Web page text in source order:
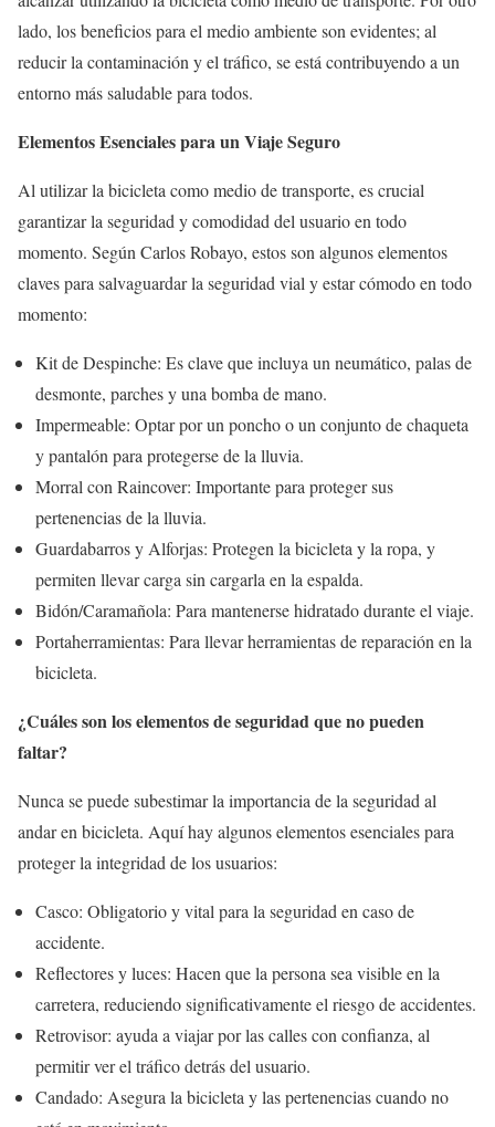
lado, los beneficios para el medio ambiente son evidentes; al
reducir la contaminación y el tráfico, se está contribuyendo a un
entorno más saludable para todos.
Elementos Esenciales para un Viaje Seguro
Al utilizar la bicicleta como medio de transporte, es crucial
garantizar la seguridad y comodidad del usuario en todo
momento. Según Carlos Robayo, estos son algunos elementos
claves para salvaguardar la seguridad vial y estar cómodo en todo
momento:
Kit de Despinche: Es clave que incluya un neumático, palas de
desmonte, parches y una bomba de mano.
Impermeable: Optar por un poncho o un conjunto de chaqueta
y pantalón para protegerse de la lluvia.
Morral con Raincover: Importante para proteger sus
pertenencias de la lluvia.
Guardabarros y Alforjas: Protegen la bicicleta y la ropa, y
permiten llevar carga sin cargarla en la espalda.
Bidón/Caramañola: Para mantenerse hidratado durante el viaje.
Portaherramientas: Para llevar herramientas de reparación en la
bicicleta.
¿Cuáles son los elementos de seguridad que no pueden
faltar?
Nunca se puede subestimar la importancia de la seguridad al
andar en bicicleta. Aquí hay algunos elementos esenciales para
proteger la integridad de los usuarios:
Casco: Obligatorio y vital para la seguridad en caso de
accidente.
Reflectores y luces: Hacen que la persona sea visible en la
carretera, reduciendo significativamente el riesgo de accidentes.
Retrovisor: ayuda a viajar por las calles con confianza, al
permitir ver el tráfico detrás del usuario.
Candado: Asegura la bicicleta y las pertenencias cuando no